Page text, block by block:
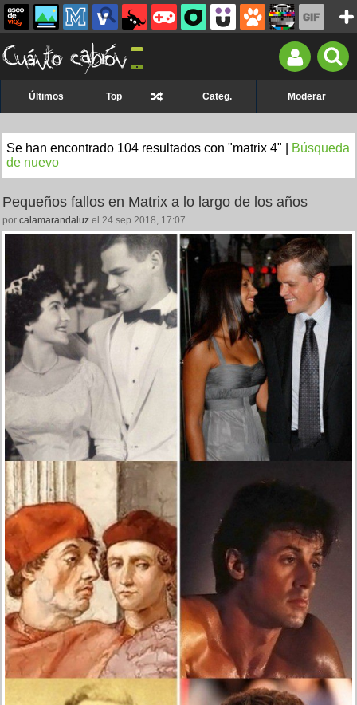
Últimos Top Categ. Moderar
Se han encontrado 104 resultados con "matrix 4" |
Búsqueda
de nuevo
Pequeños fallos en Matrix a lo largo de los años
por calamarandaluz el 24 sep 2018, 17:07